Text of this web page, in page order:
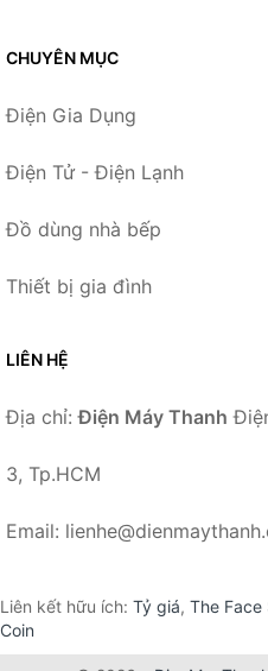
CHUYÊN MỤC
Điện Gia Dụng
Điện Tử - Điện Lạnh
Đồ dùng nhà bếp
Thiết bị gia đình
LIÊN HỆ
Địa chỉ:Điện Máy Thanh
3, Tp.HCM
Email:
Liên kết hữu ích: Tỷ giá, The Face
Coin